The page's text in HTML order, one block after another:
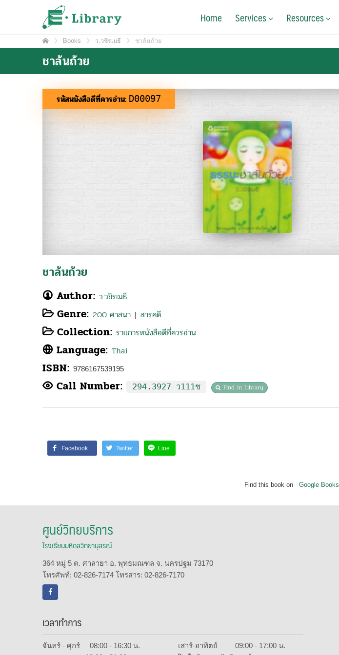
e-Library
ศูนย์วิทยบริการ โรงเรียนมหิดลวิทยานุสรณ์ Home Services Resources
Books ว.วชิรเมธี ชาล้นถ้วย
ชาล้นถ้วย
รหัสหนังสือดีที่ควรอ่าน: D00097
ชาล้นถ้วย
Author: ว.วชิรเมธี
Genre: 200 ศาสนา | สารคดี
Collection: รายการหนังสือดีที่ควรอ่าน
Language: Thai
ISBN: 9786167539195
Call Number: 294.3927 ว111ช Find in Library
Facebook Twitter Line
Find this book on Google Books
ศูนย์วิทยบริการ
โรงเรียนมหิดลวิทยานุสรณ์
364 หมู่ 5 ต. ศาลายา อ. พุทธมณฑล จ. นครปฐม 73170
โทรศัพท์: 02-826-7174 โทรสาร: 02-826-7170
เวลาทำการ
จันทร์ - ศุกร์ 08:00 - 16:30 น.
เสาร์-อาทิตย์ 09:00 - 17:00 น.